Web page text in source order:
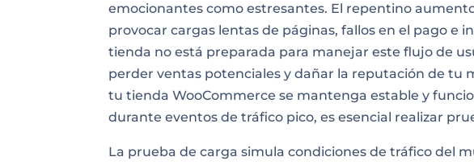
emocionantes como estresantes. El repentino
provocar cargas lentas de páginas, fallos en el pago e
tienda no está preparada para manejar este flujo de
perder ventas potenciales y dañar la reputación de tu
tu tienda WooCommerce se mantenga estable y
durante eventos de tráfico pico, es esencial realizar
La prueba de carga simula condiciones de tráfico del